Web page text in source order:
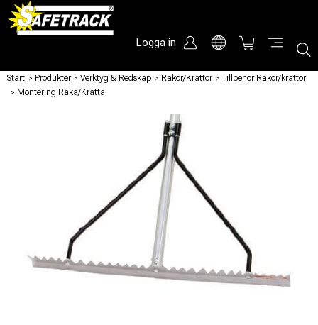
Logga in
Start / Produkter / Verktyg & Redskap / Rakor/Krattor / Tillbehör Rakor/krattor
/ Montering Raka/Kratta